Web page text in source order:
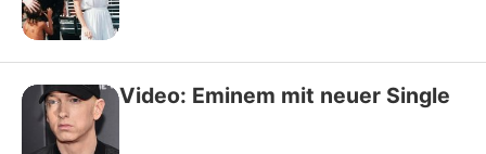
Video: Eminem mit neuer Single